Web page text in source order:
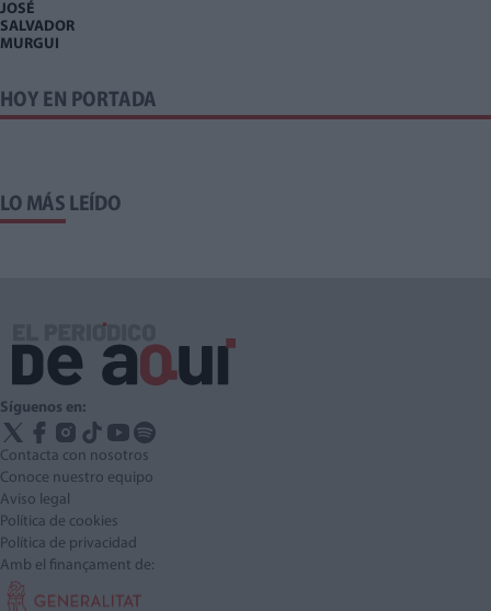
JOSÉ
SALVADOR
MURGUI
HOY EN PORTADA
LO MÁS LEÍDO
Síguenos en:
Contacta con nosotros
Conoce nuestro equipo
Aviso legal
Política de cookies
Política de privacidad
Amb el finançament de: